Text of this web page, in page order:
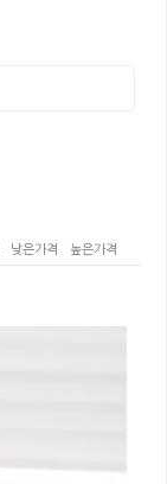
낮은가격 높은가격